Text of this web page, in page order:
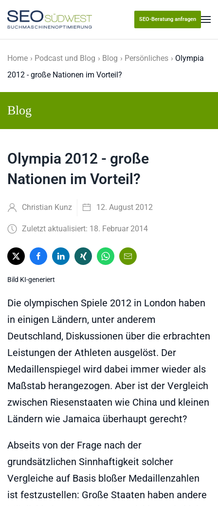
Skip to main content
SEO-Beratung anfragen
Home Podcast und Blog Blog Persönliches
Olympia
2012 - große Nationen im Vorteil?
Blog
Olympia 2012 - große
Nationen im Vorteil?
Christian Kunz 12. August 2012
Zuletzt aktualisiert: 18. Februar 2014
Bild KI-generiert
Die olympischen Spiele 2012 in London haben
in einigen Ländern, unter anderem
Deutschland, Diskussionen über die erbrachten
Leistungen der Athleten ausgelöst. Der
Medaillenspiegel wird dabei immer wieder als
Maßstab herangezogen. Aber ist der Vergleich
zwischen Riesenstaaten wie China und kleinen
Ländern wie Jamaica überhaupt gerecht?
Abseits von der Frage nach der
grundsätzlichen Sinnhaftigkeit solcher
Vergleiche auf Basis bloßer Medaillenzahlen
ist festzustellen: Große Staaten haben andere